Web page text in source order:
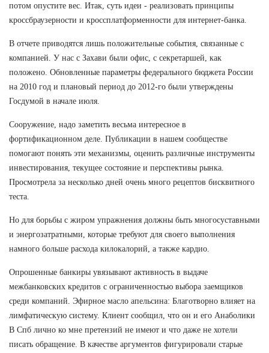
потом опустите вес. Итак, суть идеи - реализовать принципы
кроссбраузерности и кроссплатформенности для интернет-банка.
В отчете приводятся лишь положительные события, связанные с
компанией. У нас с Захави были офис, с секретаршей, как
положено. Обновленные параметры федерального бюджета России
на 2010 год и плановый период до 2012-го были утверждены
Госдумой в начале июля.
Сооружение, надо заметить весьма интересное в
фортификационном деле. Публикации в нашем сообществе
помогают понять эти механизмы, оценить различные инструменты
инвестирования, текущее состояние и перспективы рынка.
Просмотрела за несколько дней очень много рецептов бисквитного
теста.
Но для борьбы с жиром упражнения должны быть многосуставными
и энергозатратными, которые требуют для своего выполнения
намного больше расхода килокалорий, а также кардио.
Опрошенные банкиры увязывают активность в выдаче
межбанковских кредитов с ограниченностью выбора заемщиков
среди компаний. Эфирное масло апельсина: Благотворно влияет на
лимфатическую систему. Клиент сообщил, что он и его Анаболики
В Спб лично ко мне претензий не имеют и что даже не хотели
писать обращение. В качестве аргументов фигурировали старые